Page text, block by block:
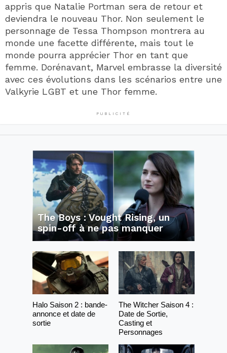
appris que Natalie Portman sera de retour et
deviendra le nouveau Thor. Non seulement le
personnage de Tessa Thompson montrera au
monde une facette différente, mais tout le
monde pourra apprécier Thor en tant que
femme. Dorénavant, Marvel embrasse la diversité
avec ces évolutions dans les scénarios entre une
Valkyrie LGBT et une Thor femme.
PUBLICITÉ
The Boys : Vought Rising, un
spin-off à ne pas manquer
Halo Saison 2 : bande-
annonce et date de
sortie
The Witcher Saison 4 :
Date de Sortie,
Casting et
Personnages